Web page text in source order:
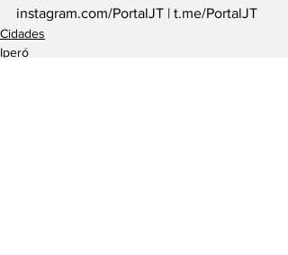
instagram.com/PortalJT | t.me/PortalJT
Cidades
Iperó